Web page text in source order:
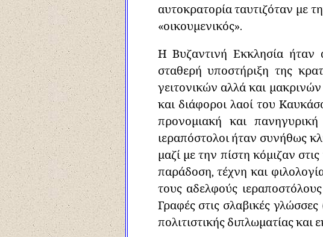
αυτοκρατορία ταυτιζόταν με
«οικουμενικός».
Η Βυζαντινή Εκκλησία ήταν
σταθερή υποστήριξη της
γειτονικών αλλά και
και διάφοροι λαοί του
προνομιακή και
ιεραπόστολοι ήταν συνήθως
μαζί με την πίστη κόμιζαν
παράδοση, τέχνη και
τους αδελφούς
Γραφές στις σλαβικές
πολιτιστικής διπλωματίας και